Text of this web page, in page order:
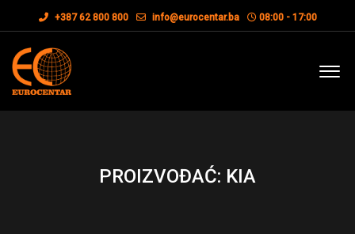
+387 62 800 800 info@eurocentar.ba 08:00 - 17:00
PROIZVOĐAĆ: KIA